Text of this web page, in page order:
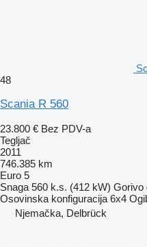
48
Scania R 560
23.800 € Bez PDV-a
Tegljač
2011
746.385 km
Euro 5
Snaga 560 k.s. (412 kW) Gorivo
Osovinska konfiguracija 6x4
Njemačka, Delbrück